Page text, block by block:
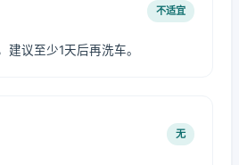
不适宜
议至少1天后再洗车。
无